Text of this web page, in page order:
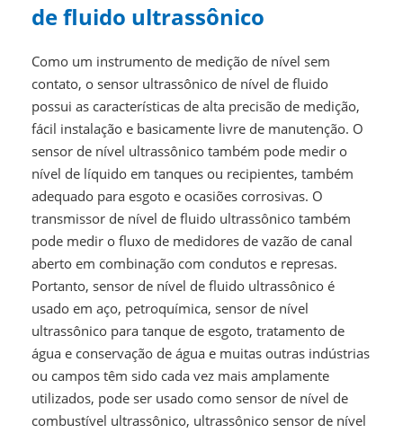
de fluido ultrassônico
Como um instrumento de medição de nível sem
contato, o sensor ultrassônico de nível de fluido
possui as características de alta precisão de medição,
fácil instalação e basicamente livre de manutenção. O
sensor de nível ultrassônico também pode medir o
nível de líquido em tanques ou recipientes, também
adequado para esgoto e ocasiões corrosivas. O
transmissor de nível de fluido ultrassônico também
pode medir o fluxo de medidores de vazão de canal
aberto em combinação com condutos e represas.
Portanto, sensor de nível de fluido ultrassônico é
usado em aço, petroquímica, sensor de nível
ultrassônico para tanque de esgoto, tratamento de
água e conservação de água e muitas outras indústrias
ou campos têm sido cada vez mais amplamente
utilizados, pode ser usado como sensor de nível de
combustível ultrassônico, ultrassônico sensor de nível